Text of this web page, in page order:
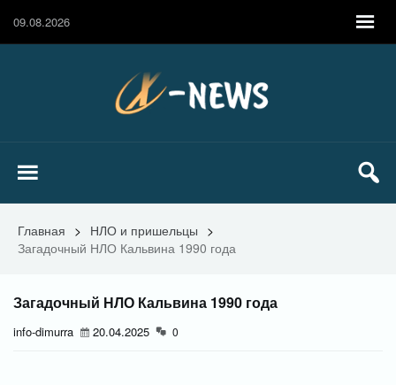
09.08.2026
Главная > НЛО и пришельцы >
Загадочный НЛО Кальвина 1990 года
Загадочный НЛО Кальвина 1990 года
info-dimurra 20.04.2025 0